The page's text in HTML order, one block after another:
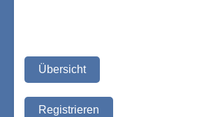
Übersicht
Registrieren